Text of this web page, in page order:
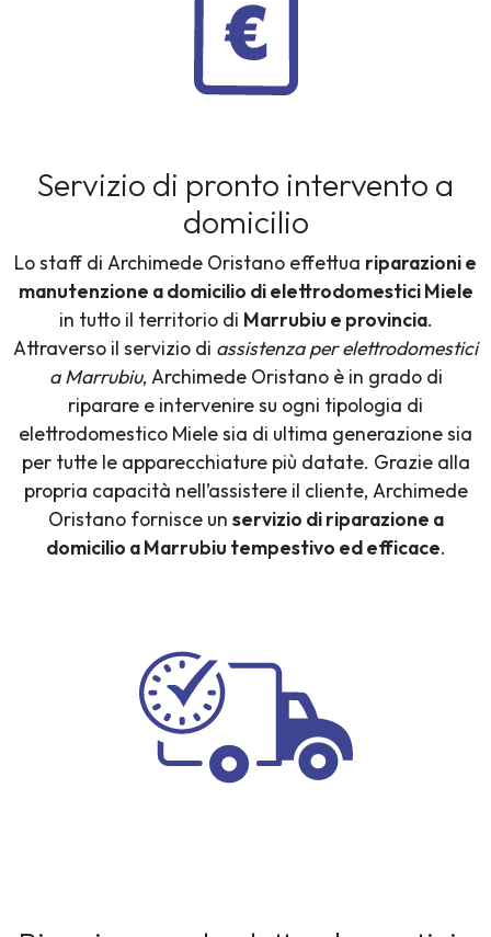
Servizio di pronto intervento a
domicilio
Lo staff di Archimede Oristano effettua riparazioni e
manutenzione a domicilio di elettrodomestici Miele
in tutto il territorio di Marrubiu e provincia.
Attraverso il servizio di assistenza per elettrodomestici
a Marrubiu, Archimede Oristano è in grado di
riparare e intervenire su ogni tipologia di
elettrodomestico Miele sia di ultima generazione sia
per tutte le apparecchiature più datate. Grazie alla
propria capacità nell’assistere il cliente, Archimede
Oristano fornisce un servizio di riparazione a
domicilio a Marrubiu tempestivo ed efficace.